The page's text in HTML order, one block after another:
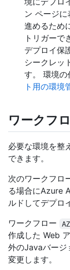
ン ページ
進めるため
トリガーで
デプロイ保
シークレッ
す。 環境の
ト用の環境
ワークフ
必要な環境を整
できます。
次のワークフロ
る場合にAzure
ルドしてデプロ
ワークフロー
作成した Web
外のJavaバージ
変更します。